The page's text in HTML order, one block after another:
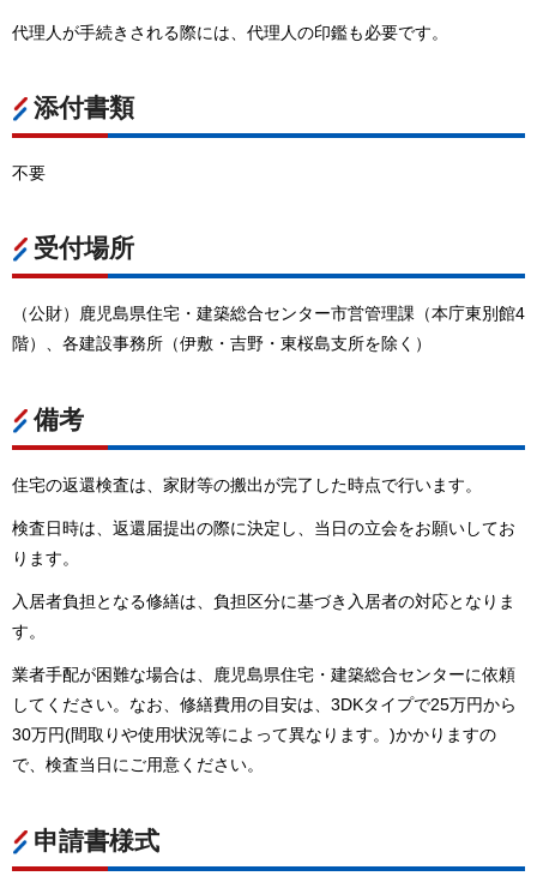
代理人が手続きされる際には、代理人の印鑑も必要です。
添付書類
不要
受付場所
（公財）鹿児島県住宅・建築総合センター市営管理課（本庁東別館4
階）、各建設事務所（伊敷・吉野・東桜島支所を除く）
備考
住宅の返還検査は、家財等の搬出が完了した時点で行います。
検査日時は、返還届提出の際に決定し、当日の立会をお願いしてお
ります。
入居者負担となる修繕は、負担区分に基づき入居者の対応となりま
す。
業者手配が困難な場合は、鹿児島県住宅・建築総合センターに依頼
してください。なお、修繕費用の目安は、3DKタイプで25万円から
30万円(間取りや使用状況等によって異なります。)かかりますの
で、検査当日にご用意ください。
申請書様式